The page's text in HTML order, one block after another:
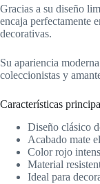
Gracias a su diseño
encaja perfectamente
decorativas.
Su apariencia
coleccionistas y
Características
Diseño clásico
Acabado mate
Color rojo
Material
Ideal para